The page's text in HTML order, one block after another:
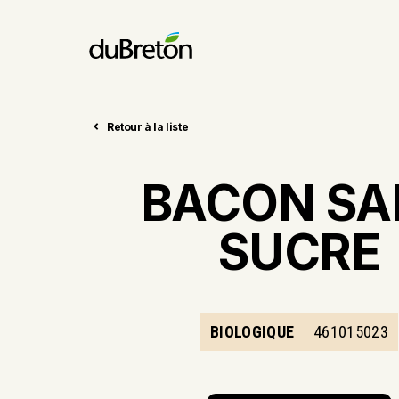
Retour à la liste
BACON
SUCRE
BIOLOGIQUE 461015023